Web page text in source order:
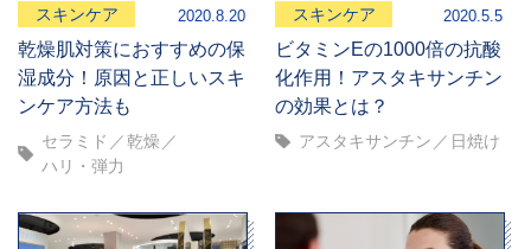
スキンケア 2020.8.20
乾燥肌対策におすすめの保
湿成分！原因と正しいスキ
ンケア方法も
セラミド
乾燥
ハリ・弾力
スキンケア 2020.5.5
ビタミンEの1000倍の抗酸
化作用！アスタキサンチン
の効果とは？
アスタキサンチン 日焼け